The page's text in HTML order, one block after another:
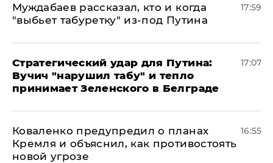
Муждабаев рассказал, кто и когда
"выбьет табуретку" из-под Путина
17:59
Стратегический удар для Путина:
Вучич "нарушил табу" и тепло
принимает Зеленского в Белграде
17:07
Коваленко предупредил о планах
Кремля и объяснил, как противостоять
новой угрозе
16:55